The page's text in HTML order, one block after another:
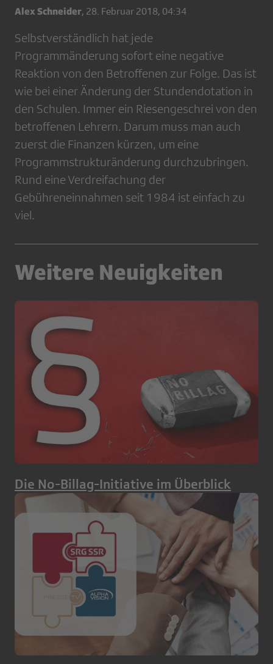
Alex Schneider, 28. Februar 2018, 04:34
Selbstverständlich hat jede
Programmänderung sofort eine negative
Reaktion von den Betroffenen zur Folge. Das ist
wie bei einer Änderung der Stundendotation in
den Schulen. Immer ein Riesengeschrei von den
betroffenen Lehrern. Darum muss man auch
zuerst die Finanzen kürzen, um eine
Programmstrukturänderung durchzubringen.
Rund eine Verdreifachung der
Gebühreneinnahmen seit 1984 ist einfach zu
viel.
Weitere Neuigkeiten
Die No-Billag-Initiative im Überblick